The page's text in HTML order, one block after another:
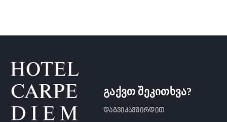
გაქვთ შეკითხვა?
დაგვიკავშირდით